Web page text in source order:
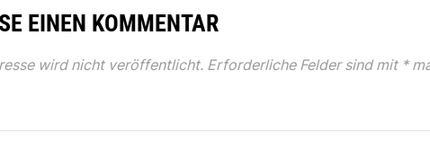
EINEN KOMMENTAR
wird nicht veröffentlicht. Erforderliche Felder sind mit *